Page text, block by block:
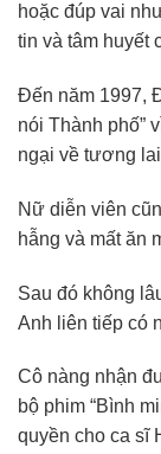
hoặc đúp vai
tin và tâm huyết
Đến năm 1997,
nói Thành phố”
ngại về tương
Nữ diễn viên
hẫng và mất ăn
Sau đó không
Anh liên tiếp có
Cô nàng nhận
bộ phim “Bình
quyền cho ca sĩ